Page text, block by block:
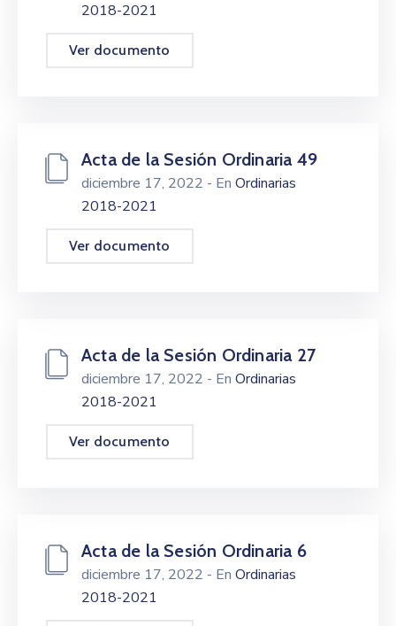
2018-2021
Ver documento
Acta de la Sesión Ordinaria 49
diciembre 17, 2022 - En Ordinarias
2018-2021
Ver documento
Acta de la Sesión Ordinaria 27
diciembre 17, 2022 - En Ordinarias
2018-2021
Ver documento
Acta de la Sesión Ordinaria 6
diciembre 17, 2022 - En Ordinarias
2018-2021